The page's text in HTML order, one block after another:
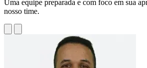
Uma equipe preparada e com foco em sua
nosso time.